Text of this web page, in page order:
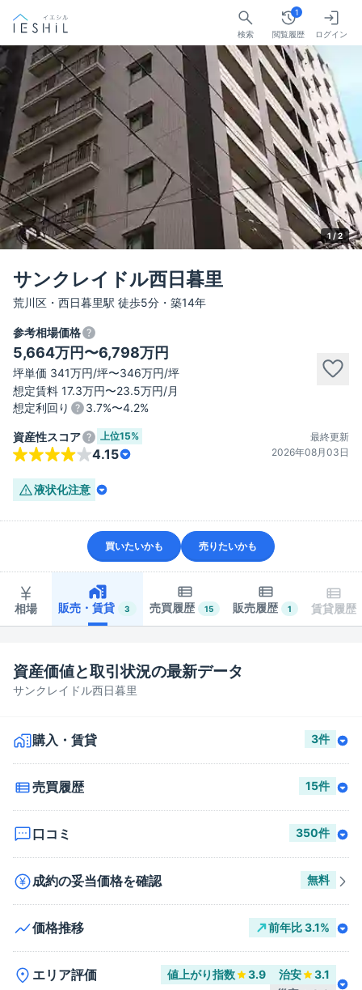
検索 閲覧履歴
1
ログイン
1 /2
サンクレイドル西日暮里
荒川区・西日暮里駅 徒歩5分・築14年
参考相場価格
5,664万円〜6,798万円
坪単価 341万円/坪〜346万円/坪
想定賃料 17.3万円〜23.5万円/月
想定利回り
3.7%〜4.2%
資産性スコア 上位15%
4.15
最終更新
2026年08月03日
液状化注意
買いたいかも 売りたいかも
相場 販売・賃貸 3 売買履歴 15 販売履歴 1 賃貸履歴
サンクレイドル西日暮里
資産価値と取引状況の最新データ
購入・賃貸 3件
売買履歴 15件
口コミ 350件
成約の妥当価格を確認 無料
価格推移 前年比3.1%
エリア評価 値上がり指数 3.9 治安
3.1